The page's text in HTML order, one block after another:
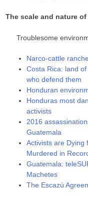
The scale and nature
Troublesome
Narco-cattle
Costa Rica: land
who defend them
Honduran
Honduras most
activists
2016
Guatemala
Activists are Dying
Murdered in
Guatemala:
Machetes
The Escazú